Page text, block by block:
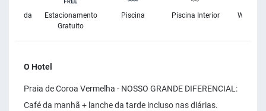
Banda
Estacionamento
Gratuito
Piscina Piscina Interior Wifi
O Hotel
Praia de Coroa Vermelha - NOSSO GRANDE DIFERENCIAL:
Café da manhã + lanche da tarde incluso nas diárias.